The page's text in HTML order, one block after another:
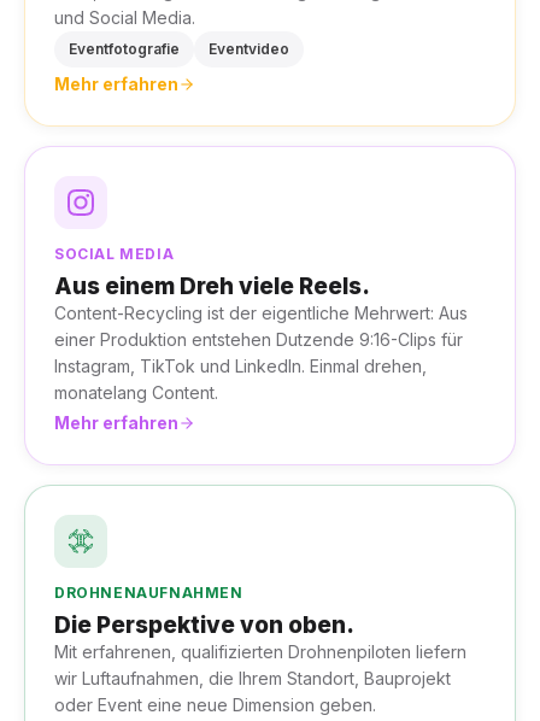
und Social Media.
Eventfotografie Eventvideo
Mehr erfahren
SOCIAL MEDIA
Aus einem Dreh viele Reels.
Content-Recycling ist der eigentliche Mehrwert: Aus
einer Produktion entstehen Dutzende 9:16-Clips für
Instagram, TikTok und LinkedIn. Einmal drehen,
monatelang Content.
Mehr erfahren
DROHNENAUFNAHMEN
Die Perspektive von oben.
Mit erfahrenen, qualifizierten Drohnenpiloten liefern
wir Luftaufnahmen, die Ihrem Standort, Bauprojekt
oder Event eine neue Dimension geben.